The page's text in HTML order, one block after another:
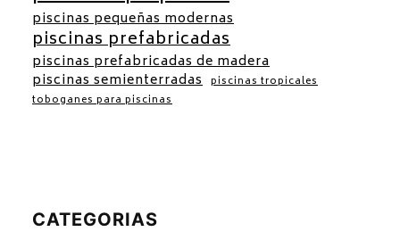
piscinas pequeñas modernas
piscinas prefabricadas
piscinas prefabricadas de madera
piscinas semienterradas piscinas tropicales
toboganes para piscinas
CATEGORIAS